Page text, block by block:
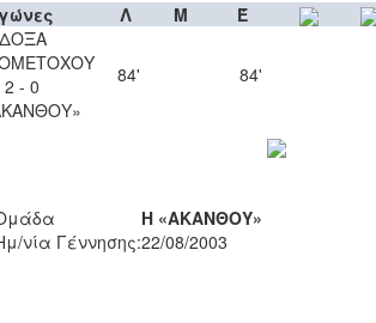
Λ Μ
Έ
2 - 0
84' 84'
Η «ΑΚΑΝΘΟΥ»
νία Γέννησης:22/08/2003